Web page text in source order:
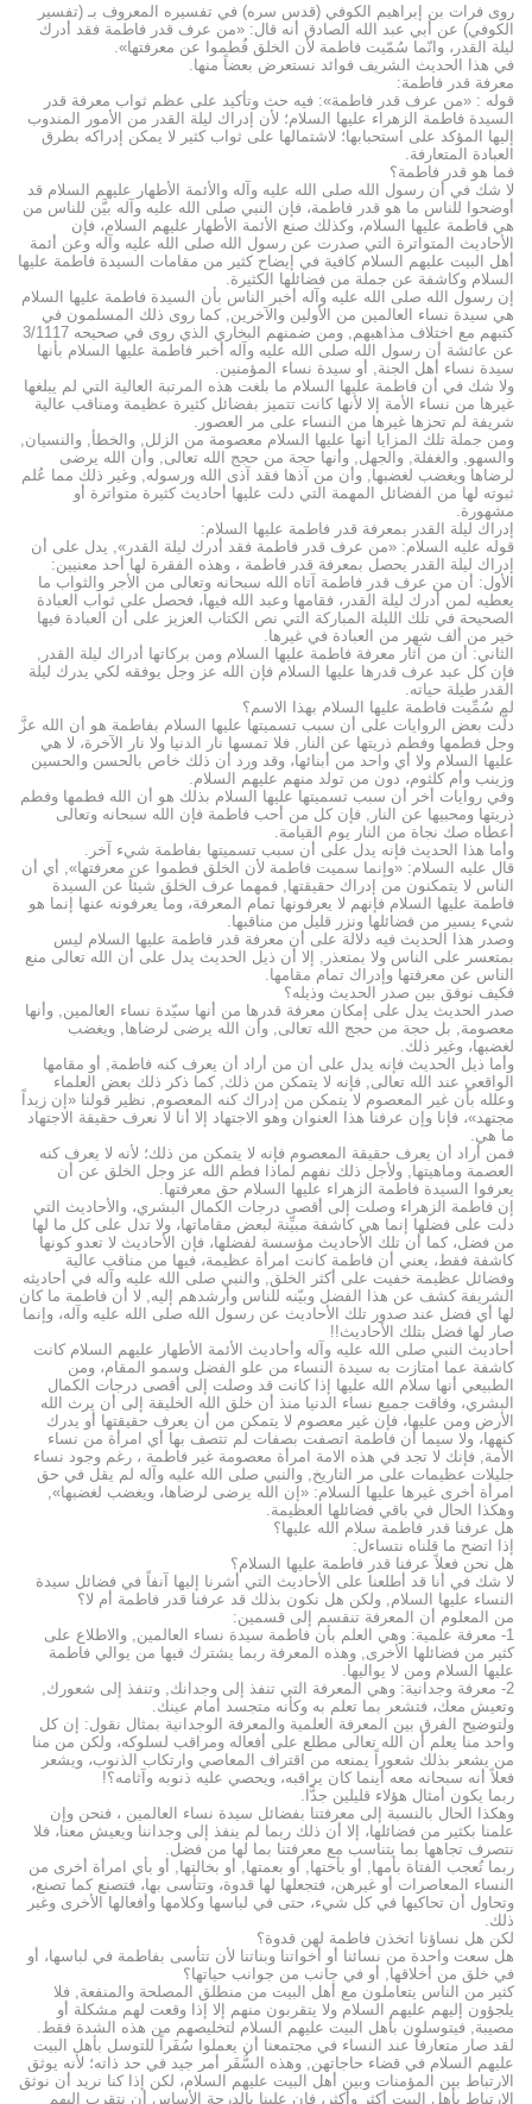
روى فرات بن إبراهيم الكوفي (قدس سره) في تفسيره المعروف بـ (تفسير
الكوفي) عن أبي عبد الله الصادق أنه قال: «من عرف قدر فاطمة فقد أدرك
ليلة القدر، وانّما سُمّيت فاطمة لأن الخلق فُطموا عن معرفتها».
في هذا الحديث الشريف فوائد نستعرض بعضاً منها.
معرفة قدر فاطمة:
قوله : «من عرف قدر فاطمة»: فيه حث وتأكيد على عظم ثواب معرفة قدر
السيدة فاطمة الزهراء عليها السلام؛ لأن إدراك ليلة القدر من الأمور المندوب
إليها المؤكد على استحبابها؛ لاشتمالها على ثواب كثير لا يمكن إدراكه بطرق
العبادة المتعارفة.
فما هو قدر فاطمة؟
لا شك في أن رسول الله صلى الله عليه وآله والأئمة الأطهار عليهم السلام قد
أوضحوا للناس ما هو قدر فاطمة، فإن النبي صلى الله عليه وآله بيَّن للناس من
هي فاطمة عليها السلام، وكذلك صنع الأئمة الأطهار عليهم السلام، فإن
الأحاديث المتواترة التي صدرت عن رسول الله صلى الله عليه وآله وعن أئمة
أهل البيت عليهم السلام كافية في إيضاح كثير من مقامات السيدة فاطمة عليها
السلام وكاشفة عن جملة من فضائلها الكثيرة.
إن رسول الله صلى الله عليه وآله أخبر الناس بأن السيدة فاطمة عليها السلام
هي سيدة نساء العالمين من الأولين والآخرين, كما روى ذلك المسلمون في
كتبهم مع اختلاف مذاهبهم, ومن ضمنهم البخاري الذي روى في صحيحه 3/1117
عن عائشة أن رسول الله صلى الله عليه وآله أخبر فاطمة عليها السلام بأنها
سيدة نساء أهل الجنة, أو سيدة نساء المؤمنين.
ولا شك في أن فاطمة عليها السلام ما بلغت هذه المرتبة العالية التي لم يبلغها
غيرها من نساء الأمة إلا لأنها كانت تتميز بفضائل كثيرة عظيمة ومناقب عالية
شريفة لم تحزها غيرها من النساء على مر العصور.
ومن جملة تلك المزايا أنها عليها السلام معصومة من الزلل, والخطأ, والنسيان,
والسهو, والغفلة, والجهل, وأنها حجة من حجج الله تعالى, وأن الله يرضى
لرضاها ويغضب لغضبها, وأن من آذها فقد آذى الله ورسوله, وغير ذلك مما عُلم
ثبوته لها من الفضائل المهمة التي دلت عليها أحاديث كثيرة متواترة أو
مشهورة.
إدراك ليلة القدر بمعرفة قدر فاطمة عليها السلام:
قوله عليه السلام: «من عرف قدر فاطمة فقد أدرك ليلة القدر», يدل على أن
إدراك ليلة القدر يحصل بمعرفة قدر فاطمة ، وهذه الفقرة لها أحد معنيين:
الأول: أن من عرف قدر فاطمة آتاه الله سبحانه وتعالى من الأجر والثواب ما
يعطيه لمن أدرك ليلة القدر، فقامها وعبد الله فيها، فحصل على ثواب العبادة
الصحيحة في تلك الليلة المباركة التي نص الكتاب العزيز على أن العبادة فيها
خير من ألف شهر من العبادة في غيرها.
الثاني: أن من آثار معرفة فاطمة عليها السلام ومن بركاتها أدراك ليلة القدر,
فإن كل عبد عرف قدرها عليها السلام فإن الله عز وجل يوفقه لكي يدرك ليلة
القدر طيلة حياته.
لم سُمِّيت فاطمة عليها السلام بهذا الاسم؟
دلَّت بعض الروايات على أن سبب تسميتها عليها السلام بفاطمة هو أن الله عزَّ
وجل فطمها وفطم ذريتها عن النار, فلا تمسها نار الدنيا ولا نار الآخرة، لا هي
عليها السلام ولا أي واحد من أبنائها، وقد ورد أن ذلك خاص بالحسن والحسين
وزينب وأم كلثوم، دون من تولد منهم عليهم السلام.
وفي روايات أخر أن سبب تسميتها عليها السلام بذلك هو أن الله فطمها وفطم
ذريتها ومحبيها عن النار, فإن كل من أحب فاطمة فإن الله سبحانه وتعالى
أعطاه صك نجاة من النار يوم القيامة.
وأما هذا الحديث فإنه يدل على أن سبب تسميتها بفاطمة شيء آخر.
قال عليه السلام: «وإنما سميت فاطمة لأن الخلق فطموا عن معرفتها», أي أن
الناس لا يتمكنون من إدراك حقيقتها, فمهما عرف الخلق شيئاً عن السيدة
فاطمة عليها السلام فإنهم لا يعرفونها تمام المعرفة، وما يعرفونه عنها إنما هو
شيء يسير من فضائلها ونزر قليل من مناقبها.
وصدر هذا الحديث فيه دلالة على أن معرفة قدر فاطمة عليها السلام ليس
بمتعسر على الناس ولا بمتعذر, إلا أن ذيل الحديث يدل على أن الله تعالى منع
الناس عن معرفتها وإدراك تمام مقامها.
فكيف نوفق بين صدر الحديث وذيله؟
صدر الحديث يدل على إمكان معرفة قدرها من أنها سيّدة نساء العالمين, وأنها
معصومة, بل حجة من حجج الله تعالى, وأن الله يرضى لرضاها, ويغضب
لغضبها، وغير ذلك.
وأما ذيل الحديث فإنه يدل على أن من أراد أن يعرف كنه فاطمة, أو مقامها
الواقعي عند الله تعالى, فإنه لا يتمكن من ذلك, كما ذكر ذلك بعض العلماء
وعلله بأن غير المعصوم لا يتمكن من إدراك كنه المعصوم, نظير قولنا «إن زيداً
مجتهد»، فإنا وإن عرفنا هذا العنوان وهو الاجتهاد إلا أنا لا نعرف حقيقة الاجتهاد
ما هي.
فمن أراد أن يعرف حقيقة المعصوم فإنه لا يتمكن من ذلك؛ لأنه لا يعرف كنه
العصمة وماهيتها, ولأجل ذلك نفهم لماذا فطم الله عز وجل الخلق عن أن
يعرفوا السيدة فاطمة الزهراء عليها السلام حق معرفتها.
إن فاطمة الزهراء وصلت إلى أقصى درجات الكمال البشري، والأحاديث التي
دلت على فضلها إنما هي كاشفة مبيِّنة لبعض مقاماتها، ولا تدل على كل ما لها
من فضل، كما أن تلك الأحاديث مؤسسة لفضلها، فإن الأحاديث لا تعدو كونها
كاشفة فقط، يعني أن فاطمة كانت امرأة عظيمة، فيها من مناقب عالية
وفضائل عظيمة خفيت على أكثر الخلق, والنبي صلى الله عليه وآله في أحاديثه
الشريفة كشف عن هذا الفضل وبيّنه للناس وأرشدهم إليه, لا أن فاطمة ما كان
لها أي فضل عند صدور تلك الأحاديث عن رسول الله صلى الله عليه وآله، وإنما
صار لها فضل بتلك الأحاديث!!
أحاديث النبي صلى الله عليه وآله وأحاديث الأئمة الأطهار عليهم السلام كانت
كاشفة عما امتازت به سيدة النساء من علو الفضل وسمو المقام، ومن
الطبيعي أنها سلام الله عليها إذا كانت قد وصلت إلى أقصى درجات الكمال
البشري، وفاقت جميع نساء الدنيا منذ أن خلق الله الخليقة إلى أن يرث الله
الأرض ومن عليها، فإن غير معصوم لا يتمكن من أن يعرف حقيقتها أو يدرك
كنهها، ولا سيما أن فاطمة اتصفت بصفات لم تتصف بها أي امرأة من نساء
الأمة, فإنك لا تجد في هذه الامة امرأة معصومة غير فاطمة ، رغم وجود نساء
جليلات عظيمات على مر التاريخ, والنبي صلى الله عليه وآله لم يقل في حق
امرأة أخرى غيرها عليها السلام: «إن الله يرضى لرضاها، ويغضب لغضبها»,
وهكذا الحال في باقي فضائلها العظيمة.
هل عرفنا قدر فاطمة سلام الله عليها؟
إذا اتضح ما قلناه نتساءل:
هل نحن فعلاً عرفنا قدر فاطمة عليها السلام؟
لا شك في أنا قد أطلعنا على الأحاديث التي أشرنا إليها آنفاً في فضائل سيدة
النساء عليها السلام, ولكن هل نكون بذلك قد عرفنا قدر فاطمة أم لا؟
من المعلوم أن المعرفة تنقسم إلى قسمين:
1- معرفة علمية: وهي العلم بأن فاطمة سيدة نساء العالمين, والاطلاع على
كثير من فضائلها الأخرى, وهذه المعرفة ربما يشترك فيها من يوالي فاطمة
عليها السلام ومن لا يواليها.
2- معرفة وجدانية: وهي المعرفة التي تنفذ إلى وجدانك, وتنفذ إلى شعورك,
وتعيش معك، فتشعر بما تعلم به وكأنه متجسد أمام عينك.
ولتوضيح الفرق بين المعرفة العلمية والمعرفة الوجدانية بمثال نقول: إن كل
واحد منا يعلم أن الله تعالى مطلع على أفعاله ومراقب لسلوكه، ولكن من منا
من يشعر بذلك شعوراً يمنعه من اقتراف المعاصي وارتكاب الذنوب، ويشعر
فعلاً أنه سبحانه معه أينما كان يراقبه، ويحصي عليه ذنوبه وآثامه؟!
ربما يكون أمثال هؤلاء قليلين جدًّا.
وهكذا الحال بالنسبة إلى معرفتنا بفضائل سيدة نساء العالمين ، فنحن وإن
علمنا بكثير من فضائلها، إلا أن ذلك ربما لم ينفذ إلى وجداننا ويعيش معنا، فلا
نتصرف تجاهها بما يتناسب مع معرفتنا بما لها من فضل.
ربما تُعجب الفتاة بأمها, أو بأختها, أو بعمتها, أو بخالتها, أو بأي امرأة أخرى من
النساء المعاصرات أو غيرهن، فتجعلها لها قدوة، وتتأسى بها، فتصنع كما تصنع،
وتحاول أن تحاكيها في كل شيء، حتى في لباسها وكلامها وأفعالها الأخرى وغير
ذلك.
لكن هل نساؤنا اتخذن فاطمة لهن قدوة؟
هل سعت واحدة من نسائنا أو أخواتنا وبناتنا لأن تتأسى بفاطمة في لباسها، أو
في خلق من أخلاقها, أو في جانب من جوانب حياتها؟
كثير من الناس يتعاملون مع أهل البيت من منطلق المصلحة والمنفعة, فلا
يلجؤون إليهم عليهم السلام ولا يتقربون منهم إلا إذا وقعت لهم مشكلة أو
مصيبة, فيتوسلون بأهل البيت عليهم السلام لتخليصهم من هذه الشدة فقط.
لقد صار متعارفاً عند النساء في مجتمعنا أن يعملوا سُفَراً للتوسل بأهل البيت
عليهم السلام في قضاء حاجاتهن, وهذه السُّفَر أمر جيد في حد ذاته؛ لأنه يوثق
الارتباط بين المؤمنات وبين أهل البيت عليهم السلام، لكن إذا كنا نريد أن نوثق
الارتباط بأهل البيت أكثر وأكثر، فإن علينا بالدرجة الأساس أن نتقرب إليهم